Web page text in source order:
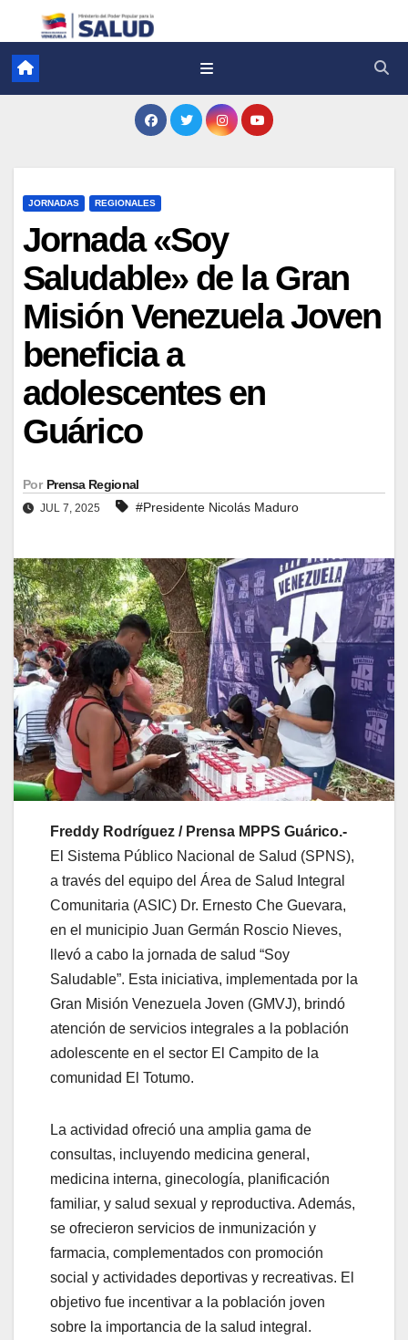
JORNADAS REGIONALES
Jornada «Soy
Saludable» de la Gran
Misión Venezuela Joven
beneficia a
adolescentes en
Guárico
Por Prensa Regional
JUL 7, 2025 #Presidente Nicolás Maduro
Freddy Rodríguez / Prensa MPPS Guárico.-
El Sistema Público Nacional de Salud (SPNS),
a través del equipo del Área de Salud Integral
Comunitaria (ASIC) Dr. Ernesto Che Guevara,
en el municipio Juan Germán Roscio Nieves,
llevó a cabo la jornada de salud “Soy
Saludable”. Esta iniciativa, implementada por la
Gran Misión Venezuela Joven (GMVJ), brindó
atención de servicios integrales a la población
adolescente en el sector El Campito de la
comunidad El Totumo.
La actividad ofreció una amplia gama de
consultas, incluyendo medicina general,
medicina interna, ginecología, planificación
familiar, y salud sexual y reproductiva. Además,
se ofrecieron servicios de inmunización y
farmacia, complementados con promoción
social y actividades deportivas y recreativas. El
objetivo fue incentivar a la población joven
sobre la importancia de la salud integral.